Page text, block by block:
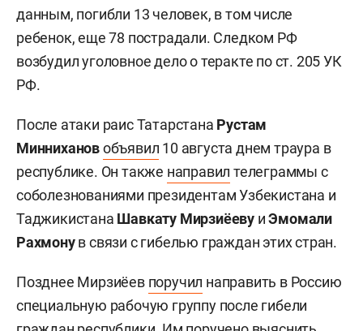
данным, погибли 13 человек, в том числе
ребенок, еще 78 пострадали. Следком РФ
возбудил уголовное дело о теракте по ст. 205 УК
РФ.
После атаки раис Татарстана Рустам
Миннихановобъявил 10 августа днем траура в
республике. Он также направил телеграммы с
соболезнованиями президентам Узбекистана и
Таджикистана Шавкату Мирзиёеву иЭмомали
Рахмонув связи с гибелью граждан этих стран.
Позднее Мирзиёев поручил направить в Россию
специальную рабочую группу после гибели